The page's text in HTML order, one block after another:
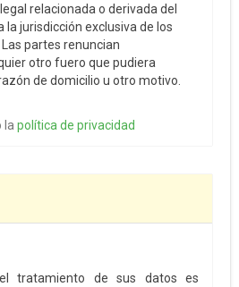
relacionada o derivada del
jurisdicción exclusiva de los
partes renuncian
otro fuero que pudiera
de domicilio u otro motivo.
la política de privacidad
tratamiento de sus datos es